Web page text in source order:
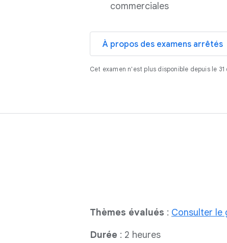
commerciales
À propos des examens arrêtés
Cet examen n'est plus disponible depuis le
Thèmes évalués : Consulter le
Durée : 2 heures